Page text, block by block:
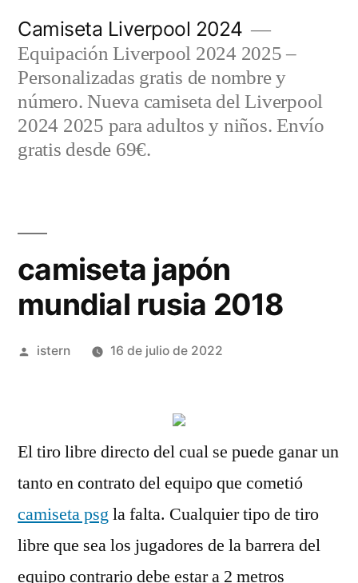
contenido
Camiseta Liverpool 2024
Equipación Liverpool 2024 2025 –
Personalizadas gratis de nombre y
número. Nueva camiseta del Liverpool
2024 2025 para adultos y niños. Envío
gratis desde 69€.
camiseta japón
mundial rusia 2018
Publicado
istern 16 de julio de 2022
El tiro libre directo del cual se puede ganar un
tanto en contrato del equipo que cometió
camiseta psgla falta. Cualquier tipo de tiro
libre que sea los jugadores de la barrera del
equipo contrario debe estar a 2 metros